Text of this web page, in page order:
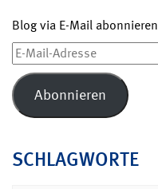
Blog via E-Mail abonnieren
E-
Mail-
Adresse
Abonnieren
SCHLAGWORTE